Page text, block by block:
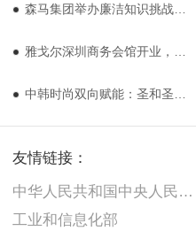
森马集团举办廉洁知识挑战赛，千余员工共筑行业清风正气
雅戈尔深圳商务会馆开业，联动前海打造精英服务新生态
中韩时尚双向赋能：圣和圣以IP化实践铸就美学新地标
友情链接：
中华人民共和国中央人民政府
工业和信息化部